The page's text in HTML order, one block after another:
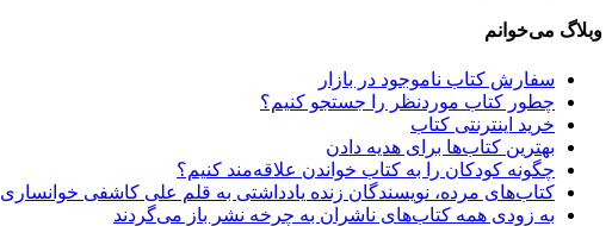
وبلاگ می‌خوانم
سفارش کتاب ناموجود در بازار
چطور کتاب موردنظر را جستجو کنیم؟
خرید اینترنتی کتاب
بهترین کتاب‌ها برای هدیه دادن
چگونه کودکان را به کتاب خواندن علاقه‌مند کنیم؟
کتاب‌های مرده، نویسندگان زنده یادداشتی به قلم علی کاشفی خوانساری
به زودی همه کتاب‌های ناشران به چرخه نشر باز می‌گردند